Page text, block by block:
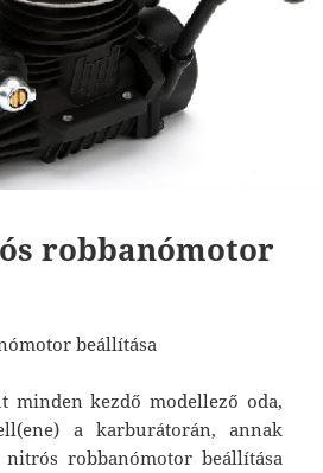
robbanómotor
beállítása
minden kezdő modellező oda,
a karburátorán, annak
robbanómotor beállítása